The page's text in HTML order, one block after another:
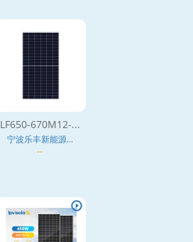
LF650-670M12-...
宁波乐丰新能源...
--